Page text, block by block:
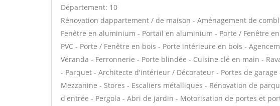
Département: 10
Rénovation dappartement / de maison - Aménagement de
Fenêtre en aluminium - Portail en aluminium - Porte / Fenêtre
PVC - Porte / Fenêtre en bois - Porte intérieure en bois -
Véranda - Ferronnerie - Porte blindée - Cuisine clé en main -
- Parquet - Architecte d'intérieur / Décorateur - Portes de
Mezzanine - Stores - Escaliers métalliques - Rénovation de
d'entrée - Pergola - Abri de jardin - Motorisation de portes et